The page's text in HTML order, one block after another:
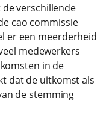
verschillende
cao commissie
er een meerderheid
medewerkers
in de
dat de uitkomst als
de stemming